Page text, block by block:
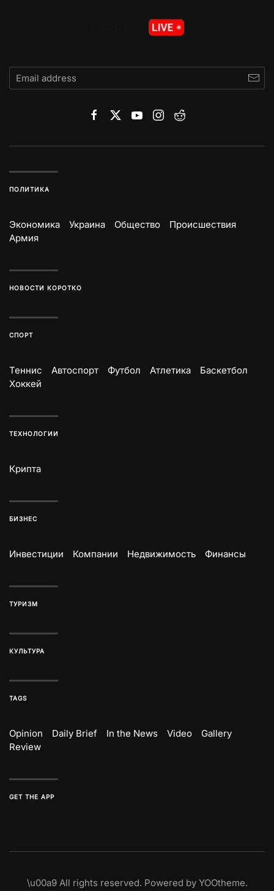
ПОЛИТИКА
Экономика Украина Общество
Происшествия
Армия
НОВОСТИ КОРОТКО
СПОРТ
Теннис Автоспорт Футбол Атлетика
Баскетбол
Хоккей
ТЕХНОЛОГИИ
Крипта
БИЗНЕС
Инвестиции Компании Недвижимость Финансы
ТУРИЗМ
КУЛЬТУРА
TAGS
Opinion Daily Brief In the News Video
Gallery
Review
GET THE APP
\u00a9 All rights reserved. Powered by YOOtheme.